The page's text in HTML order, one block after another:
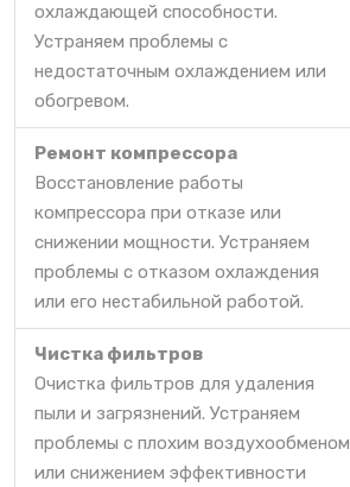
охлаждающей способности.
Устраняем проблемы с
недостаточным охлаждением или
обогревом.
Ремонт компрессора
Восстановление работы
компрессора при отказе или
снижении мощности. Устраняем
проблемы с отказом охлаждения
или его нестабильной работой.
Чистка фильтров
Очистка фильтров для удаления
пыли и загрязнений. Устраняем
проблемы с плохим воздухообменом
или снижением эффективности